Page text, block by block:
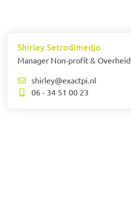
Shirley Setrodimedjo
Manager Non-profit & Overheid
shirley@exactpi.nl
06 - 34 51 00 23